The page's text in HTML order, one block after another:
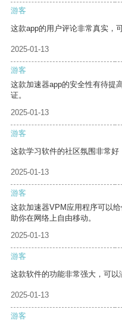
游客
这款app的用户评论非常真实，
2025-01-13
游客
这款加速器app的安全性有待提
证。
2025-01-13
游客
这款学习软件的社区氛围非常好
2025-01-13
游客
这款加速器VPM应用程序可以
助你在网络上自由移动。
2025-01-13
游客
这款软件的功能非常强大，可以
2025-01-13
游客